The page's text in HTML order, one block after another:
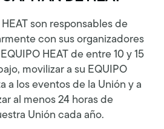
HEAT son responsables de
con sus organizadores
HEAT de entre 10 y 15
movilizar a su EQUIPO
a los eventos de la Unión y a
al menos 24 horas de
Unión cada año.